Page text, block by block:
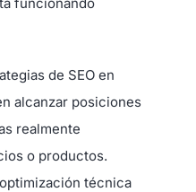
de SEO en
alcanzar posiciones
realmente
o productos.
técnica